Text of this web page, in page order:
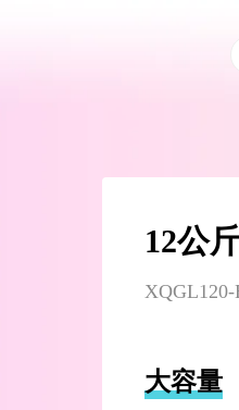
12公
XQGL120-
大容量